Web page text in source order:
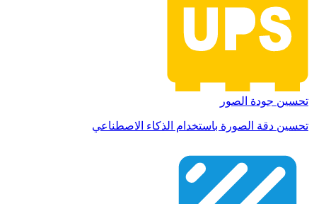
تحسين جودة الصور
تحسين دقة الصورة باستخدام الذكاء الاصطناعي